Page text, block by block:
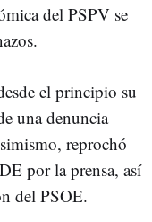
del PSPV se
el principio su
una denuncia
reprochó
por la prensa, así
del PSOE.